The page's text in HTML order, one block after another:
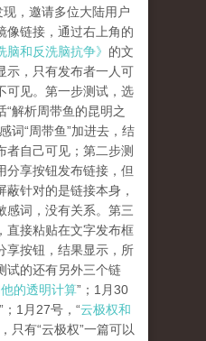
，邀请多位大陆用户
像链接，通过右上角的
脑和反洗脑抗争》 的文
示，只有发布者一人可
可见。第一步测试，选
解析周带鱼的昆明之
词“周带鱼”加进去，结
者自己可见；第二步测
分享按钮发布链接，但
针对的是链接本身，
感词，没有关系。第三
直接粘贴在文字发布框
享按钮，结果显示，所
试的还有另外三个链
的透明计算”；1月30
”；1月27号，“云极权和
只有“云极权”一篇可以